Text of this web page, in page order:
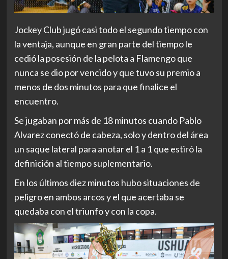
Jockey Club jugó casi todo el segundo tiempo con
la ventaja, aunque en gran parte del tiempo le
cedió la posesión de la pelota a Flamengo que
nunca se dio por vencido y que tuvo su premio a
menos de dos minutos para que finalice el
encuentro.
Se jugaban por más de 18 minutos cuando Pablo
Alvarez conectó de cabeza, solo y dentro del área
un saque lateral para anotar el 1 a 1 que estiró la
definición al tiempo suplementario.
En los últimos diez minutos hubo situaciones de
peligro en ambos arcos y el que acertaba se
quedaba con el triunfo y con la copa.